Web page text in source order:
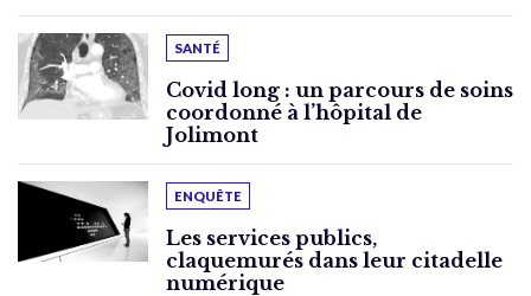
SANTÉ
Covid long : un parcours de soins
coordonné à l’hôpital de
Jolimont
ENQUÊTE
Les services publics,
claquemurés dans leur citadelle
numérique